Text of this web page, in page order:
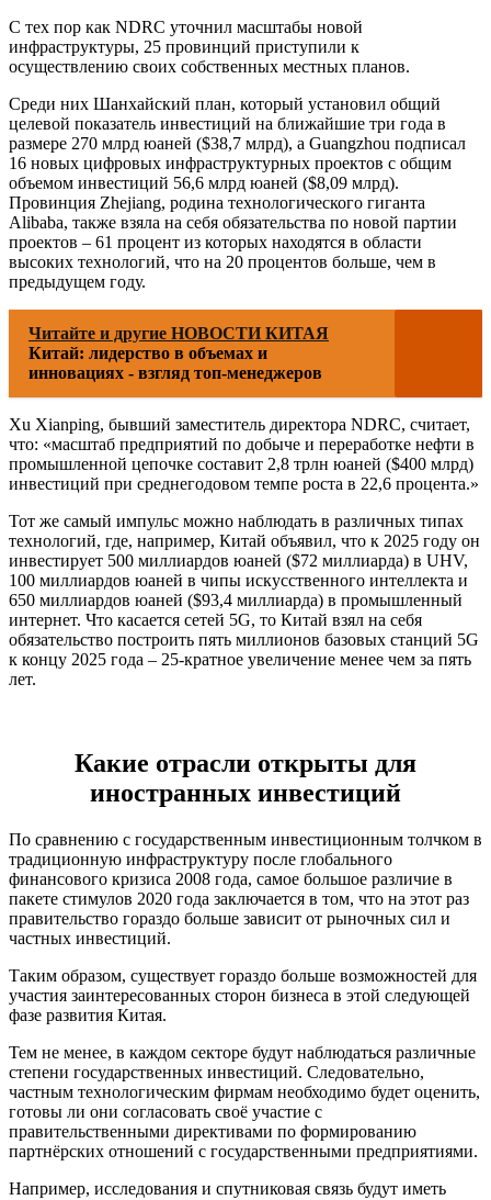
С тех пор как NDRC уточнил масштабы новой
инфраструктуры, 25 провинций приступили к
осуществлению своих собственных местных планов.
Среди них Шанхайский план, который установил общий
целевой показатель инвестиций на ближайшие три года в
размере 270 млрд юаней ($38,7 млрд), а Guangzhou подписал
16 новых цифровых инфраструктурных проектов с общим
объемом инвестиций 56,6 млрд юаней ($8,09 млрд).
Провинция Zhejiang, родина технологического гиганта
Alibaba, также взяла на себя обязательства по новой партии
проектов – 61 процент из которых находятся в области
высоких технологий, что на 20 процентов больше, чем в
предыдущем году.
Читайте и другие НОВОСТИ КИТАЯ
Китай: лидерство в объемах и
инновациях - взгляд топ-менеджеров
Xu Xianping, бывший заместитель директора NDRC, считает,
что: «масштаб предприятий по добыче и переработке нефти в
промышленной цепочке составит 2,8 трлн юаней ($400 млрд)
инвестиций при среднегодовом темпе роста в 22,6 процента.»
Тот же самый импульс можно наблюдать в различных типах
технологий, где, например, Китай объявил, что к 2025 году он
инвестирует 500 миллиардов юаней ($72 миллиарда) в UHV,
100 миллиардов юаней в чипы искусственного интеллекта и
650 миллиардов юаней ($93,4 миллиарда) в промышленный
интернет. Что касается сетей 5G, то Китай взял на себя
обязательство построить пять миллионов базовых станций 5G
к концу 2025 года – 25-кратное увеличение менее чем за пять
лет.
Какие отрасли открыты для
иностранных инвестиций
По сравнению с государственным инвестиционным толчком в
традиционную инфраструктуру после глобального
финансового кризиса 2008 года, самое большое различие в
пакете стимулов 2020 года заключается в том, что на этот раз
правительство гораздо больше зависит от рыночных сил и
частных инвестиций.
Таким образом, существует гораздо больше возможностей для
участия заинтересованных сторон бизнеса в этой следующей
фазе развития Китая.
Тем не менее, в каждом секторе будут наблюдаться различные
степени государственных инвестиций. Следовательно,
частным технологическим фирмам необходимо будет оценить,
готовы ли они согласовать своё участие с
правительственными директивами по формированию
партнёрских отношений с государственными предприятиями.
Например, исследования и спутниковая связь будут иметь